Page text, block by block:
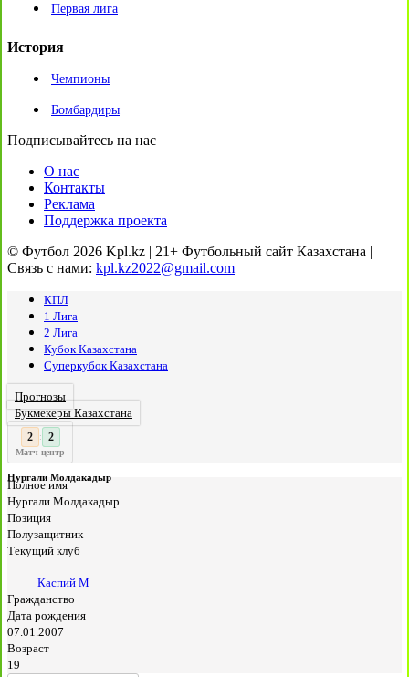
Первая лига
История
Чемпионы
Бомбардиры
Подписывайтесь на нас
О нас
Контакты
Реклама
Поддержка проекта
© Футбол 2026 Kpl.kz | 21+ Футбольный сайт Казахстана |
Связь с нами: kpl.kz2022@gmail.com
КПЛ
1 Лига
2 Лига
Кубок Казахстана
Суперкубок Казахстана
Прогнозы
Букмекеры Казахстана
3
:
Матч-центр
Нургали Молдакадыр
Полное имя
Нургали Молдакадыр
Позиция
Полузащитник
Текущий клуб
Каспий М
Гражданство
Дата рождения
07.01.2007
Возраст
19